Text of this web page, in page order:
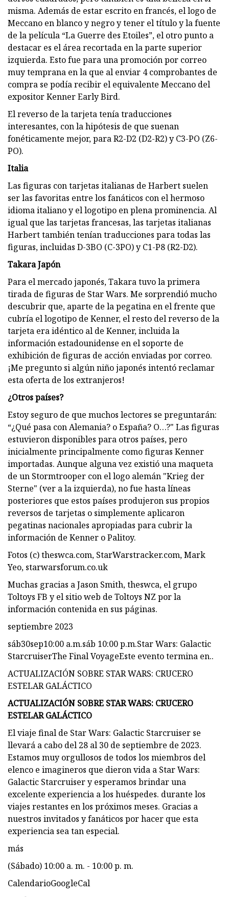
misma. Además de estar escrito en francés, el logo de
Meccano en blanco y negro y tener el título y la fuente
de la película “La Guerre des Etoiles”, el otro punto a
destacar es el área recortada en la parte superior
izquierda. Esto fue para una promoción por correo
muy temprana en la que al enviar 4 comprobantes de
compra se podía recibir el equivalente Meccano del
expositor Kenner Early Bird.
El reverso de la tarjeta tenía traducciones
interesantes, con la hipótesis de que suenan
fonéticamente mejor, para R2-D2 (D2-R2) y C3-PO (Z6-
PO).
Italia
Las figuras con tarjetas italianas de Harbert suelen
ser las favoritas entre los fanáticos con el hermoso
idioma italiano y el logotipo en plena prominencia. Al
igual que las tarjetas francesas, las tarjetas italianas
Harbert también tenían traducciones para todas las
figuras, incluidas D-3BO (C-3PO) y C1-P8 (R2-D2).
Takara Japón
Para el mercado japonés, Takara tuvo la primera
tirada de figuras de Star Wars. Me sorprendió mucho
descubrir que, aparte de la pegatina en el frente que
cubría el logotipo de Kenner, el resto del reverso de la
tarjeta era idéntico al de Kenner, incluida la
información estadounidense en el soporte de
exhibición de figuras de acción enviadas por correo.
¡Me pregunto si algún niño japonés intentó reclamar
esta oferta de los extranjeros!
¿Otros países?
Estoy seguro de que muchos lectores se preguntarán:
“¿Qué pasa con Alemania? o España? O…?" Las figuras
estuvieron disponibles para otros países, pero
inicialmente principalmente como figuras Kenner
importadas. Aunque alguna vez existió una maqueta
de un Stormtrooper con el logo alemán "Krieg der
Sterne" (ver a la izquierda), no fue hasta líneas
posteriores que estos países produjeron sus propios
reversos de tarjetas o simplemente aplicaron
pegatinas nacionales apropiadas para cubrir la
información de Kenner o Palitoy.
Fotos (c) theswca.com, StarWarstracker.com, Mark
Yeo, starwarsforum.co.uk
Muchas gracias a Jason Smith, theswca, el grupo
Toltoys FB y el sitio web de Toltoys NZ por la
información contenida en sus páginas.
septiembre 2023
sáb30sep10:00 a.m.sáb 10:00 p.m.Star Wars: Galactic
StarcruiserThe Final VoyageEste evento termina en..
ACTUALIZACIÓN SOBRE STAR WARS: CRUCERO
ESTELAR GALÁCTICO
ACTUALIZACIÓN SOBRE STAR WARS: CRUCERO
ESTELAR GALÁCTICO
El viaje final de Star Wars: Galactic Starcruiser se
llevará a cabo del 28 al 30 de septiembre de 2023.
Estamos muy orgullosos de todos los miembros del
elenco e imagineros que dieron vida a Star Wars:
Galactic Starcruiser y esperamos brindar una
excelente experiencia a los huéspedes. durante los
viajes restantes en los próximos meses. Gracias a
nuestros invitados y fanáticos por hacer que esta
experiencia sea tan especial.
más
(Sábado) 10:00 a. m. - 10:00 p. m.
CalendarioGoogleCal